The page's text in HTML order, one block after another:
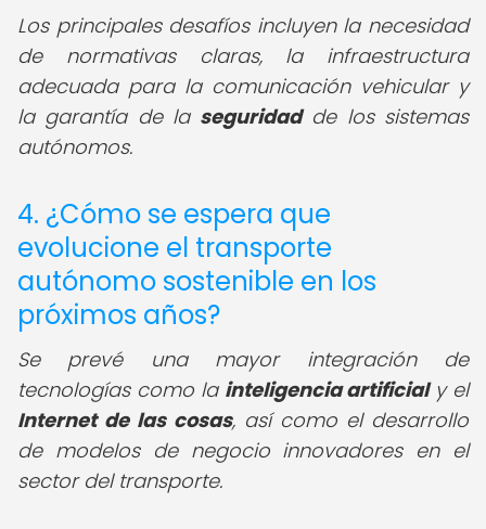
Los principales desafíos incluyen la necesidad
de normativas claras, la infraestructura
adecuada para la comunicación vehicular y
la garantía de la seguridadde los sistemas
autónomos.
4. ¿Cómo se espera que
evolucione el transporte
autónomo sostenible en los
próximos años?
Se prevé una mayor integración de
tecnologías como la inteligencia artificialy el
Internet de las cosas, así como el desarrollo
de modelos de negocio innovadores en el
sector del transporte.